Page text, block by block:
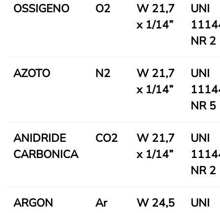
OSSIGENO O2
W 21,7
x 1/14”
UNI
NR 2
AZOTO N2
W 21,7
x 1/14”
UNI
NR 5
ANIDRIDE
CARBONICA
CO2
W 21,7
x 1/14”
UNI
NR 2
ARGON Ar
W 24,5
UNI